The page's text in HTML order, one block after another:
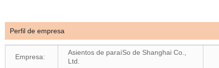
Perfil de empresa
Empresa:
Asientos de paraíSo de Shanghai Co.,
Ltd.